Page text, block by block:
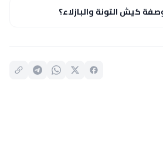
كيش التونة والبازلاء؟